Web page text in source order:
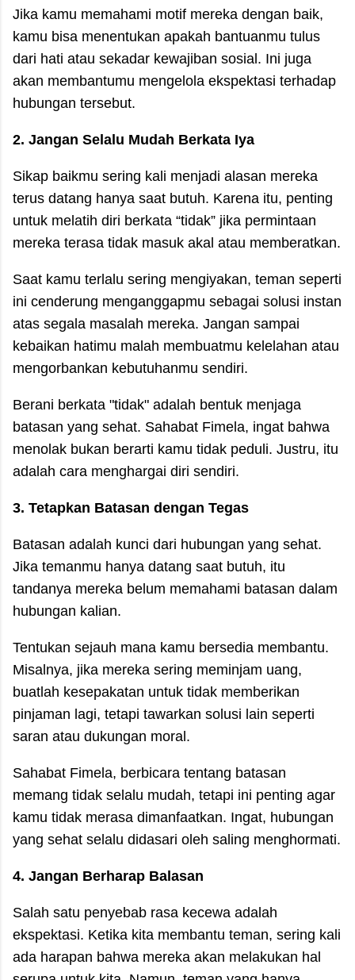
Jika kamu memahami motif mereka dengan baik,
kamu bisa menentukan apakah bantuanmu tulus
dari hati atau sekadar kewajiban sosial. Ini juga
akan membantumu mengelola ekspektasi terhadap
hubungan tersebut.
2. Jangan Selalu Mudah Berkata Iya
Sikap baikmu sering kali menjadi alasan mereka
terus datang hanya saat butuh. Karena itu, penting
untuk melatih diri berkata “tidak” jika permintaan
mereka terasa tidak masuk akal atau memberatkan.
Saat kamu terlalu sering mengiyakan, teman seperti
ini cenderung menganggapmu sebagai solusi instan
atas segala masalah mereka. Jangan sampai
kebaikan hatimu malah membuatmu kelelahan atau
mengorbankan kebutuhanmu sendiri.
Berani berkata "tidak" adalah bentuk menjaga
batasan yang sehat. Sahabat Fimela, ingat bahwa
menolak bukan berarti kamu tidak peduli. Justru, itu
adalah cara menghargai diri sendiri.
3. Tetapkan Batasan dengan Tegas
Batasan adalah kunci dari hubungan yang sehat.
Jika temanmu hanya datang saat butuh, itu
tandanya mereka belum memahami batasan dalam
hubungan kalian.
Tentukan sejauh mana kamu bersedia membantu.
Misalnya, jika mereka sering meminjam uang,
buatlah kesepakatan untuk tidak memberikan
pinjaman lagi, tetapi tawarkan solusi lain seperti
saran atau dukungan moral.
Sahabat Fimela, berbicara tentang batasan
memang tidak selalu mudah, tetapi ini penting agar
kamu tidak merasa dimanfaatkan. Ingat, hubungan
yang sehat selalu didasari oleh saling menghormati.
4. Jangan Berharap Balasan
Salah satu penyebab rasa kecewa adalah
ekspektasi. Ketika kita membantu teman, sering kali
ada harapan bahwa mereka akan melakukan hal